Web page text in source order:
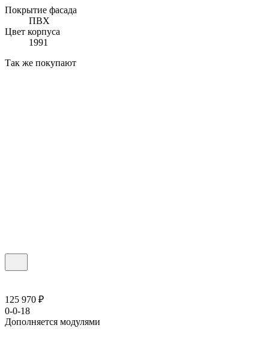
Покрытие фасада
ПВХ
Цвет корпуса
1991
Так же покупают
125 970 ₽
0-0-18
Дополняется модулями